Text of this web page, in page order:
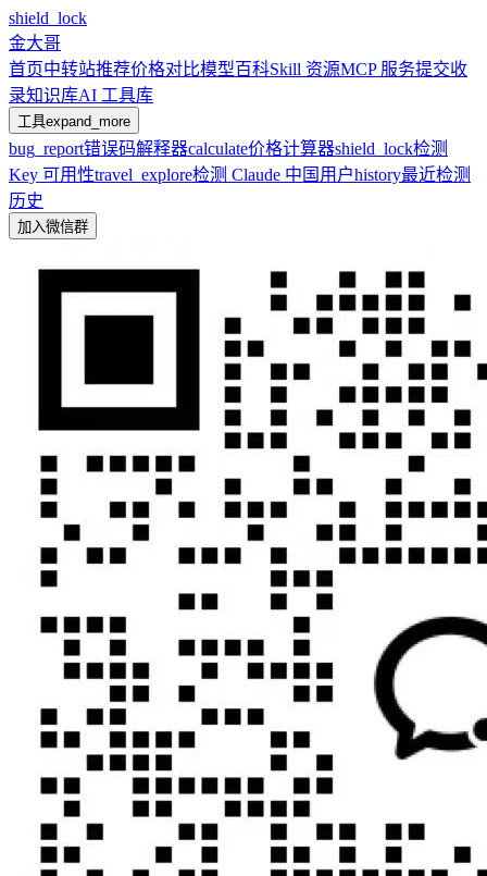
shield_lock
金大哥
首页中转站推荐价格对比模型百科Skill 资源MCP 服务提交收
录知识库AI 工具库
工具expand_more
bug_report错误码解释器calculate价格计算器shield_lock检测
Key 可用性travel_explore检测 Claude 中国用户history最近检测
历史
加入微信群